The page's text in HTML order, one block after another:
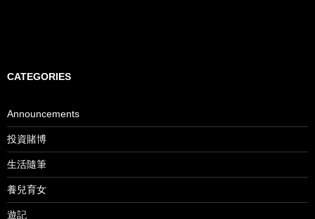
CATEGORIES
Announcements
投資賭博
生活隨筆
養兒育女
遊記